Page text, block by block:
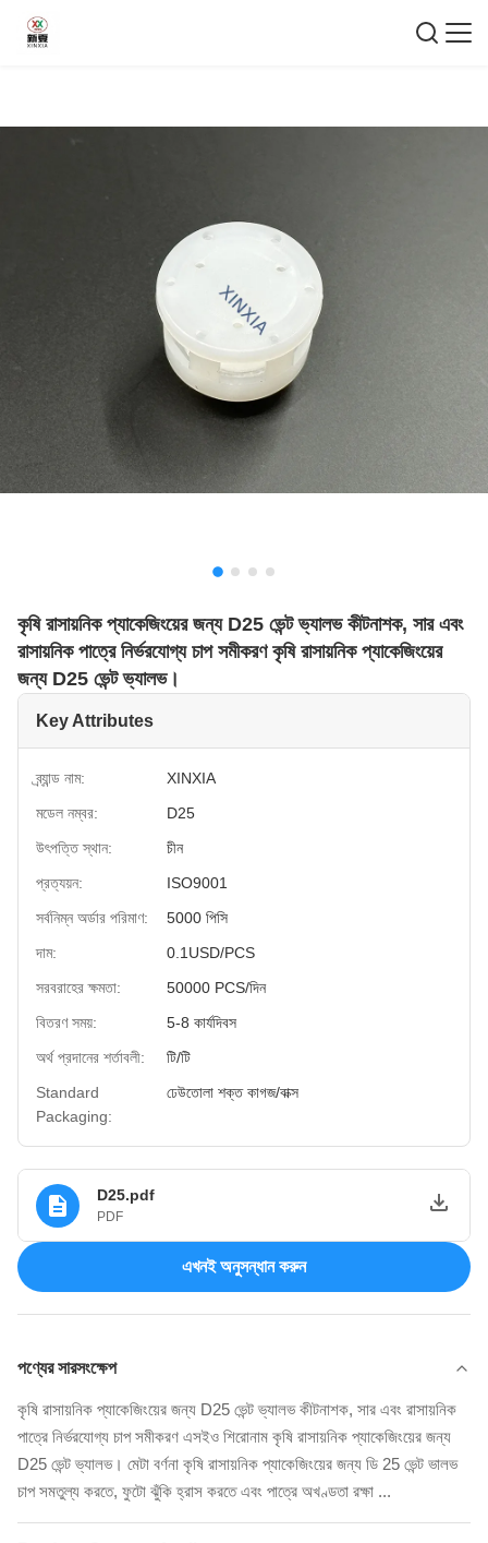
কৃষি রাসায়নিক প্যাকেজিংয়ের জন্য D25 ভেন্ট ভ্যালভ কীটনাশক, সার এবং
রাসায়নিক পাত্রে নির্ভরযোগ্য চাপ সমীকরণ কৃষি রাসায়নিক প্যাকেজিংয়ের
জন্য D25 ভেন্ট ভ্যালভ।
Key Attributes
ব্র্যান্ড নাম:
XINXIA
মডেল নম্বর:
D25
উৎপত্তি স্থান:
চীন
প্রত্যয়ন:
ISO9001
সর্বনিম্ন অর্ডার পরিমাণ:
5000 পিসি
দাম:
0.1USD/PCS
সরবরাহের ক্ষমতা:
50000 PCS/দিন
বিতরণ সময়:
5-8 কার্যদিবস
অর্থ প্রদানের শর্তাবলী:
টি/টি
Standard
Packaging:
ঢেউতোলা শক্ত কাগজ/বাক্স
D25.pdf
PDF
এখনই অনুসন্ধান করুন
পণ্যের সারসংক্ষেপ
কৃষি রাসায়নিক প্যাকেজিংয়ের জন্য D25 ভেন্ট ভ্যালভ কীটনাশক, সার এবং রাসায়নিক
পাত্রে নির্ভরযোগ্য চাপ সমীকরণ এসইও শিরোনাম কৃষি রাসায়নিক প্যাকেজিংয়ের জন্য
D25 ভেন্ট ভ্যালভ। মেটা বর্ণনা কৃষি রাসায়নিক প্যাকেজিংয়ের জন্য ডি 25 ভেন্ট ভালভ
চাপ সমতুল্য করতে, ফুটো ঝুঁকি হ্রাস করতে এবং পাত্রে অখণ্ডতা রক্ষা ...